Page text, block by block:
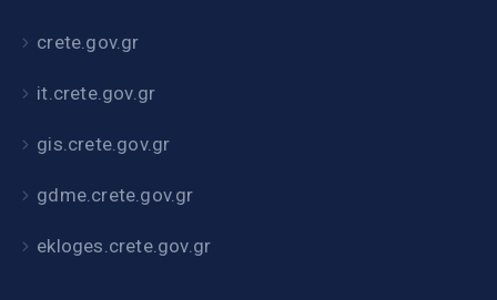
crete.gov.gr
it.crete.gov.gr
gis.crete.gov.gr
gdme.crete.gov.gr
ekloges.crete.gov.gr